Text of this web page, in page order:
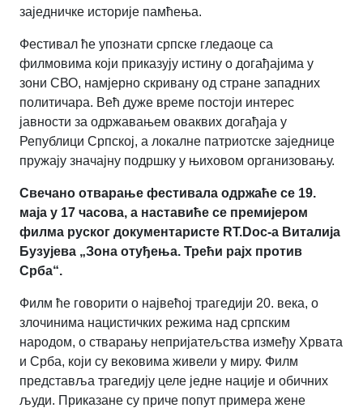
заједничке историје памћења.
Фестивал ће упознати српске гледаоце са
филмовима који приказују истину о догађајима у
зони СВО, намјерно скривану од стране западних
политичара. Већ дуже време постоји интерес
јавности за одржавањем оваквих догађаја у
Републици Српској, а локалне патриотске заједнице
пружају значајну подршку у њиховом организовању.
Свечано отварање фестивала одржаће се 19.
маја у 17 часова, а наставиће се премијером
филма руског документаристе RT.Doc-а Виталија
Бузујева „Зона отуђења. Трећи рајх против
Срба“.
Филм ће говорити о највећој трагедији 20. века, о
злочинима нацистичких режима над српским
народом, о стварању непријатељства између Хрвата
и Срба, који су вековима живели у миру. Филм
представља трагедију целе једне нације и обичних
људи. Приказане су приче попут примера жене